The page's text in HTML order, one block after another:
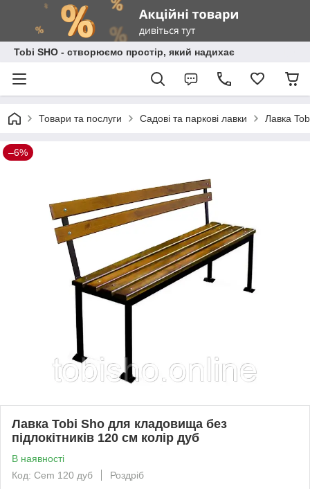
Tobi SHO - створюємо простір, який надихає
Товари та послуги Садові та паркові лавки Лавка
–6%
Лавка Tobi Sho для кладовища без
підлокітників 120 см колір дуб
В наявності
Код: Cem 120 дуб
Роздріб